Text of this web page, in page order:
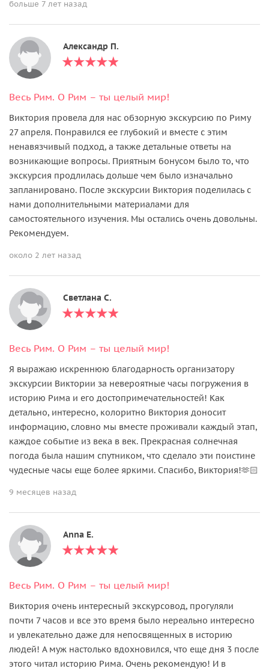
больше 7 лет назад
Александр П.
Весь Рим. О Рим – ты целый мир!
Виктория провела для нас обзорную экскурсию по Риму
27 апреля. Понравился ее глубокий и вместе с этим
ненавязчивый подход, а также детальные ответы на
возникающие вопросы. Приятным бонусом было то, что
экскурсия продлилась дольше чем было изначально
запланировано. После экскурсии Виктория поделилась с
нами дополнительными материалами для
самостоятельного изучения. Мы остались очень довольны.
Рекомендуем.
около 2 лет назад
Светлана С.
Весь Рим. О Рим – ты целый мир!
Я выражаю искреннюю благодарность организатору
экскурсии Виктории за невероятные часы погружения в
историю Рима и его достопримечательностей! Как
детально, интересно, колоритно Виктория доносит
информацию, словно мы вместе проживали каждый этап,
каждое событие из века в век. Прекрасная солнечная
погода была нашим спутником, что сделало эти поистине
чудесные часы еще более яркими. Спасибо, Виктория!🫶🏻
9 месяцев назад
Anna E.
Весь Рим. О Рим – ты целый мир!
Виктория очень интересный экскурсовод, прогуляли
почти 7 часов и все это время было нереально интересно
и увлекательно даже для непосвященных в историю
людей! А муж настолько вдохновился, что еще дня 3 после
этого читал историю Рима. Очень рекомендую! И в